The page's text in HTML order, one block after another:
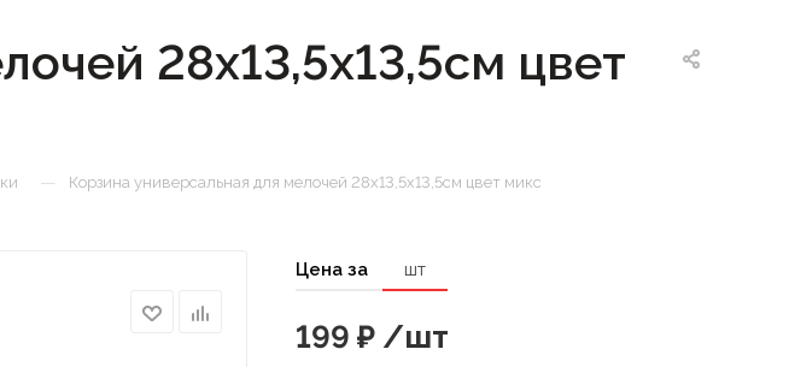
28х13,5х13,5см цвет
— Корзина универсальная для мелочей 28х13,5х13,5см цвет микс
Цена за шт
199 ₽/шт